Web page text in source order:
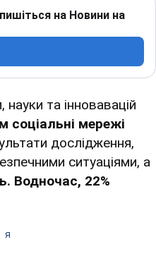
на Новини на
та інновавацій
соціальні мережі
дослідження,
ситуаціями, а
Водночас, 22%